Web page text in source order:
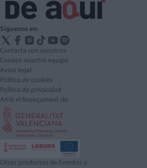
Síguenos en:
Contacta con nosotros
Conoce nuestro equipo
Aviso legal
Política de cookies
Política de privacidad
Amb el finançament de:
Otros productos de Eventos y